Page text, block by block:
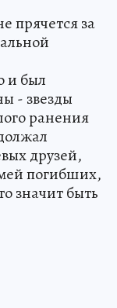
прячется за
и был
- звезды
ранения
друзей,
погибших,
значит быть